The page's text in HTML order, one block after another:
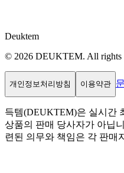
Deuktem
© 2026 DEUKTEM. All rights
개인정보처리방침 이용약관
득템(DEUKTEM)은 실시간
상품의 판매 당사자가 아닙
련된 의무와 책임은 각 판매